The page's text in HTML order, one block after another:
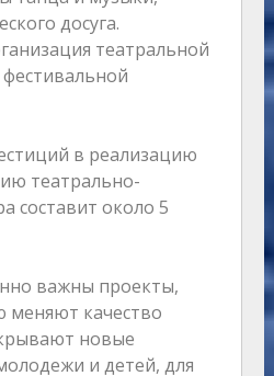
досуга.
театральной
в реализацию
театрально-
составит около 5
важны проекты,
меняют качество
новые
и детей, для